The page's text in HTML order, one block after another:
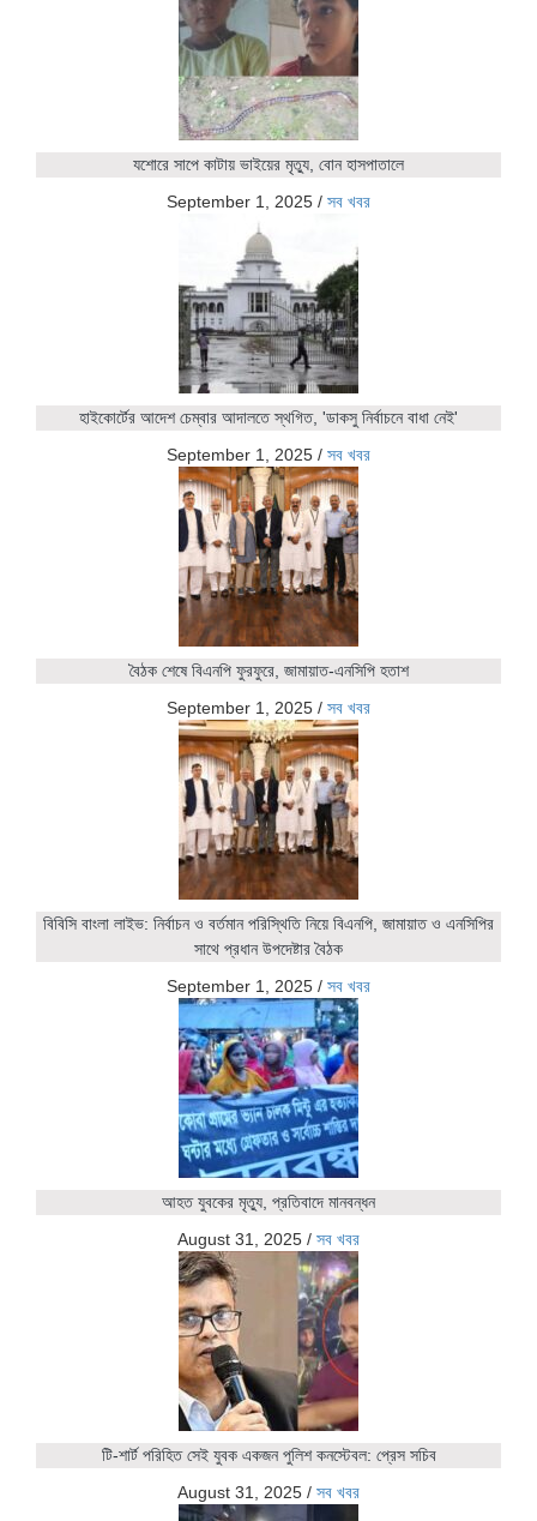
যশোরে সাপে কাটায় ভাইয়ের মৃত্যু, বোন হাসপাতালে
September 1, 2025 / সব খবর
হাইকোর্টের আদেশ চেম্বার আদালতে স্থগিত, 'ডাকসু নির্বাচনে বাধা নেই'
September 1, 2025 / সব খবর
বৈঠক শেষে বিএনপি ফুরফুরে, জামায়াত-এনসিপি হতাশ
September 1, 2025 / সব খবর
বিবিসি বাংলা লাইভ: নির্বাচন ও বর্তমান পরিস্থিতি নিয়ে বিএনপি, জামায়াত ও এনসিপির
সাথে প্রধান উপদেষ্টার বৈঠক
September 1, 2025 / সব খবর
আহত যুবকের মৃত্যু, প্রতিবাদে মানবন্ধন
August 31, 2025 / সব খবর
টি-শার্ট পরিহিত সেই যুবক একজন পুলিশ কনস্টেবল: প্রেস সচিব
August 31, 2025 / সব খবর